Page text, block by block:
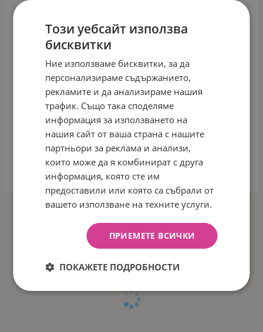
ДЕТСКИ ЦЕНТЪР ЗА ИГРА JM705Н
Арт.№: 0839
ДЕТАЙЛИ
Този уебсайт използва
бисквитки
Ние използваме бисквитки, за да
персонализираме съдържанието,
рекламите и да анализираме нашия
трафик. Също така споделяме
информация за използването на
нашия сайт от ваша страна с нашите
партньори за реклама и анализи,
които може да я комбинират с друга
информация, която сте им
предоставили или която са събрали от
вашето използване на техните услуги.
ПРИЕМЕТЕ ВСИЧКИ
ПОКАЖЕТЕ ПОДРОБНОСТИ